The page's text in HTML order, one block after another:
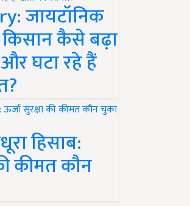
जायटॉनिक
कैसे बढ़ा
घटा रहे हैं
हिसाब:
कीमत कौन